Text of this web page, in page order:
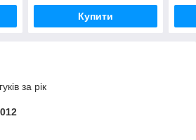
Купити
за рік